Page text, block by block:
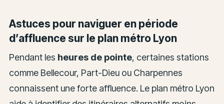
Astuces pour naviguer en période
d’affluence sur le plan métro Lyon
Pendant les heures de pointe, certaines stations
comme Bellecour, Part-Dieu ou Charpennes
connaissent une forte affluence. Le plan métro Lyon